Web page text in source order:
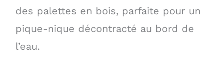
des palettes en bois, parfaite pour un
pique-nique décontracté au bord de
l’eau.